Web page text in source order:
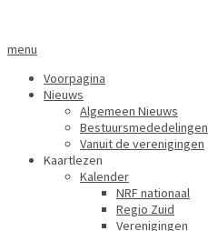
menu
Voorpagina
Nieuws
Algemeen Nieuws
Bestuursmededelingen
Vanuit de verenigingen
Kaartlezen
Kalender
NRF nationaal
Regio Zuid
Verenigingen